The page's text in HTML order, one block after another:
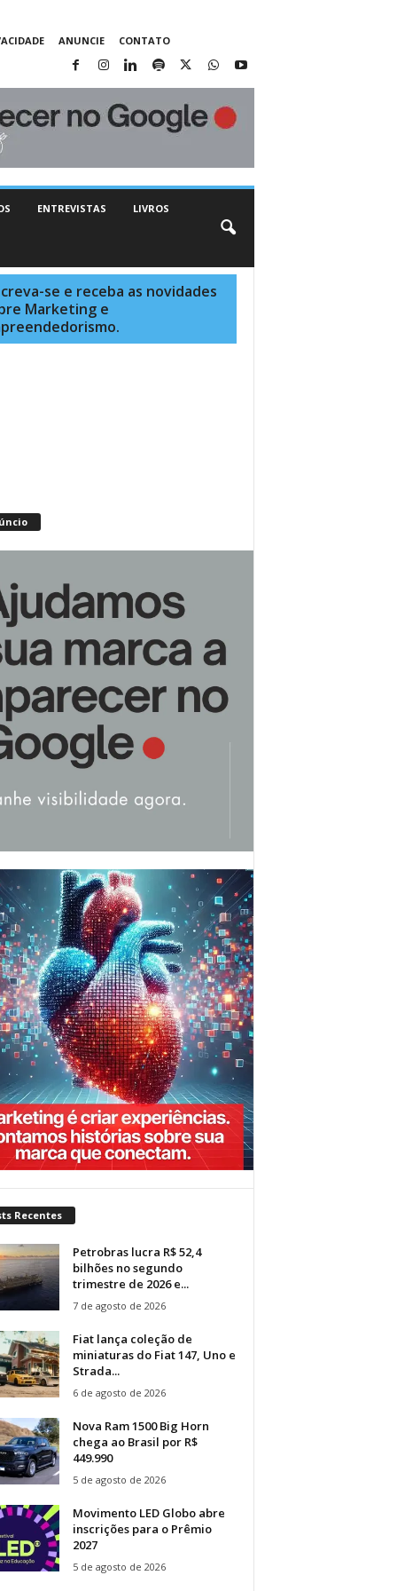
ANUNCIE CONTATO
ENTREVISTAS LIVROS
se e receba as novidades
Marketing e
Recentes
Petrobras lucra R$ 52,4
bilhões no segundo
trimestre de 2026 e...
7 de agosto de 2026
Fiat lança coleção de
miniaturas do Fiat 147, Uno e
Strada...
6 de agosto de 2026
Nova Ram 1500 Big Horn
chega ao Brasil por R$
449.990
5 de agosto de 2026
Movimento LED Globo abre
inscrições para o Prêmio
2027
5 de agosto de 2026